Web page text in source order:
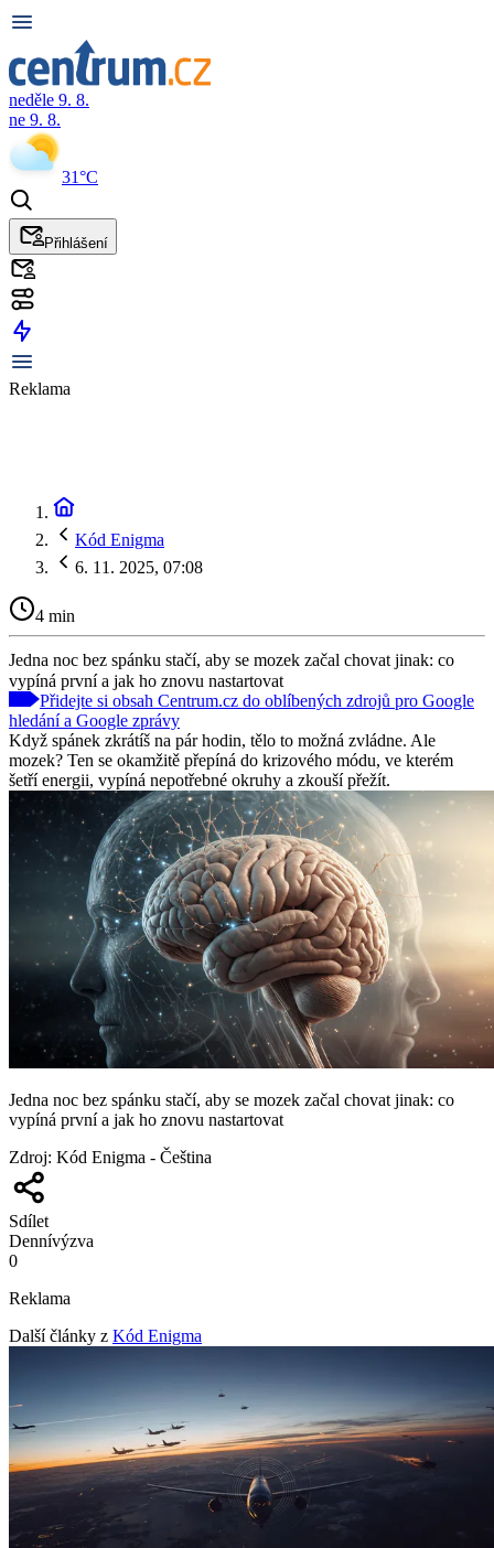
neděle 9. 8.
ne 9. 8.
31°C
Přihlášení
Reklama
Kód Enigma
6. 11. 2025, 07:08
4 min
Jedna noc bez spánku stačí, aby se mozek začal chovat jinak: co
vypíná první a jak ho znovu nastartovat
Přidejte si obsah Centrum.cz do oblíbených zdrojů pro Google
hledání a Google zprávy
Když spánek zkrátíš na pár hodin, tělo to možná zvládne. Ale
mozek? Ten se okamžitě přepíná do krizového módu, ve kterém
šetří energii, vypíná nepotřebné okruhy a zkouší přežít.
Jedna noc bez spánku stačí, aby se mozek začal chovat jinak: co
vypíná první a jak ho znovu nastartovat
Zdroj: Kód Enigma - Čeština
Sdílet
Dennívýzva
0
Reklama
Další články z Kód Enigma